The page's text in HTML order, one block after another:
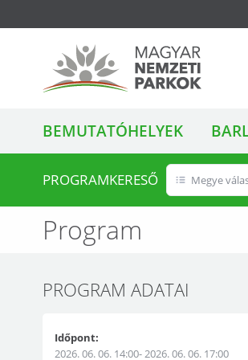
Magyar Nemzeti
Parkok
ALMENÜ
BEMUTATÓHELYEK
PROGRAMKERESŐ Megye
Program
PROGRAM ADATAI
Időpont:
2026. 06. 06. 14:00- 2026. 06. 06. 17:00